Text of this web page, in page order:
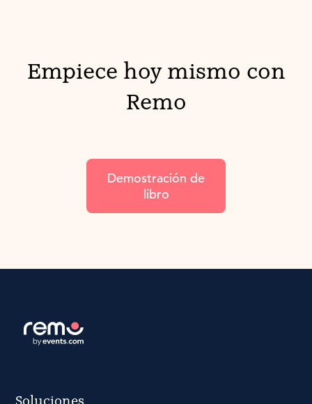
Empiece hoy mismo con
Remo
Demostración de
libro